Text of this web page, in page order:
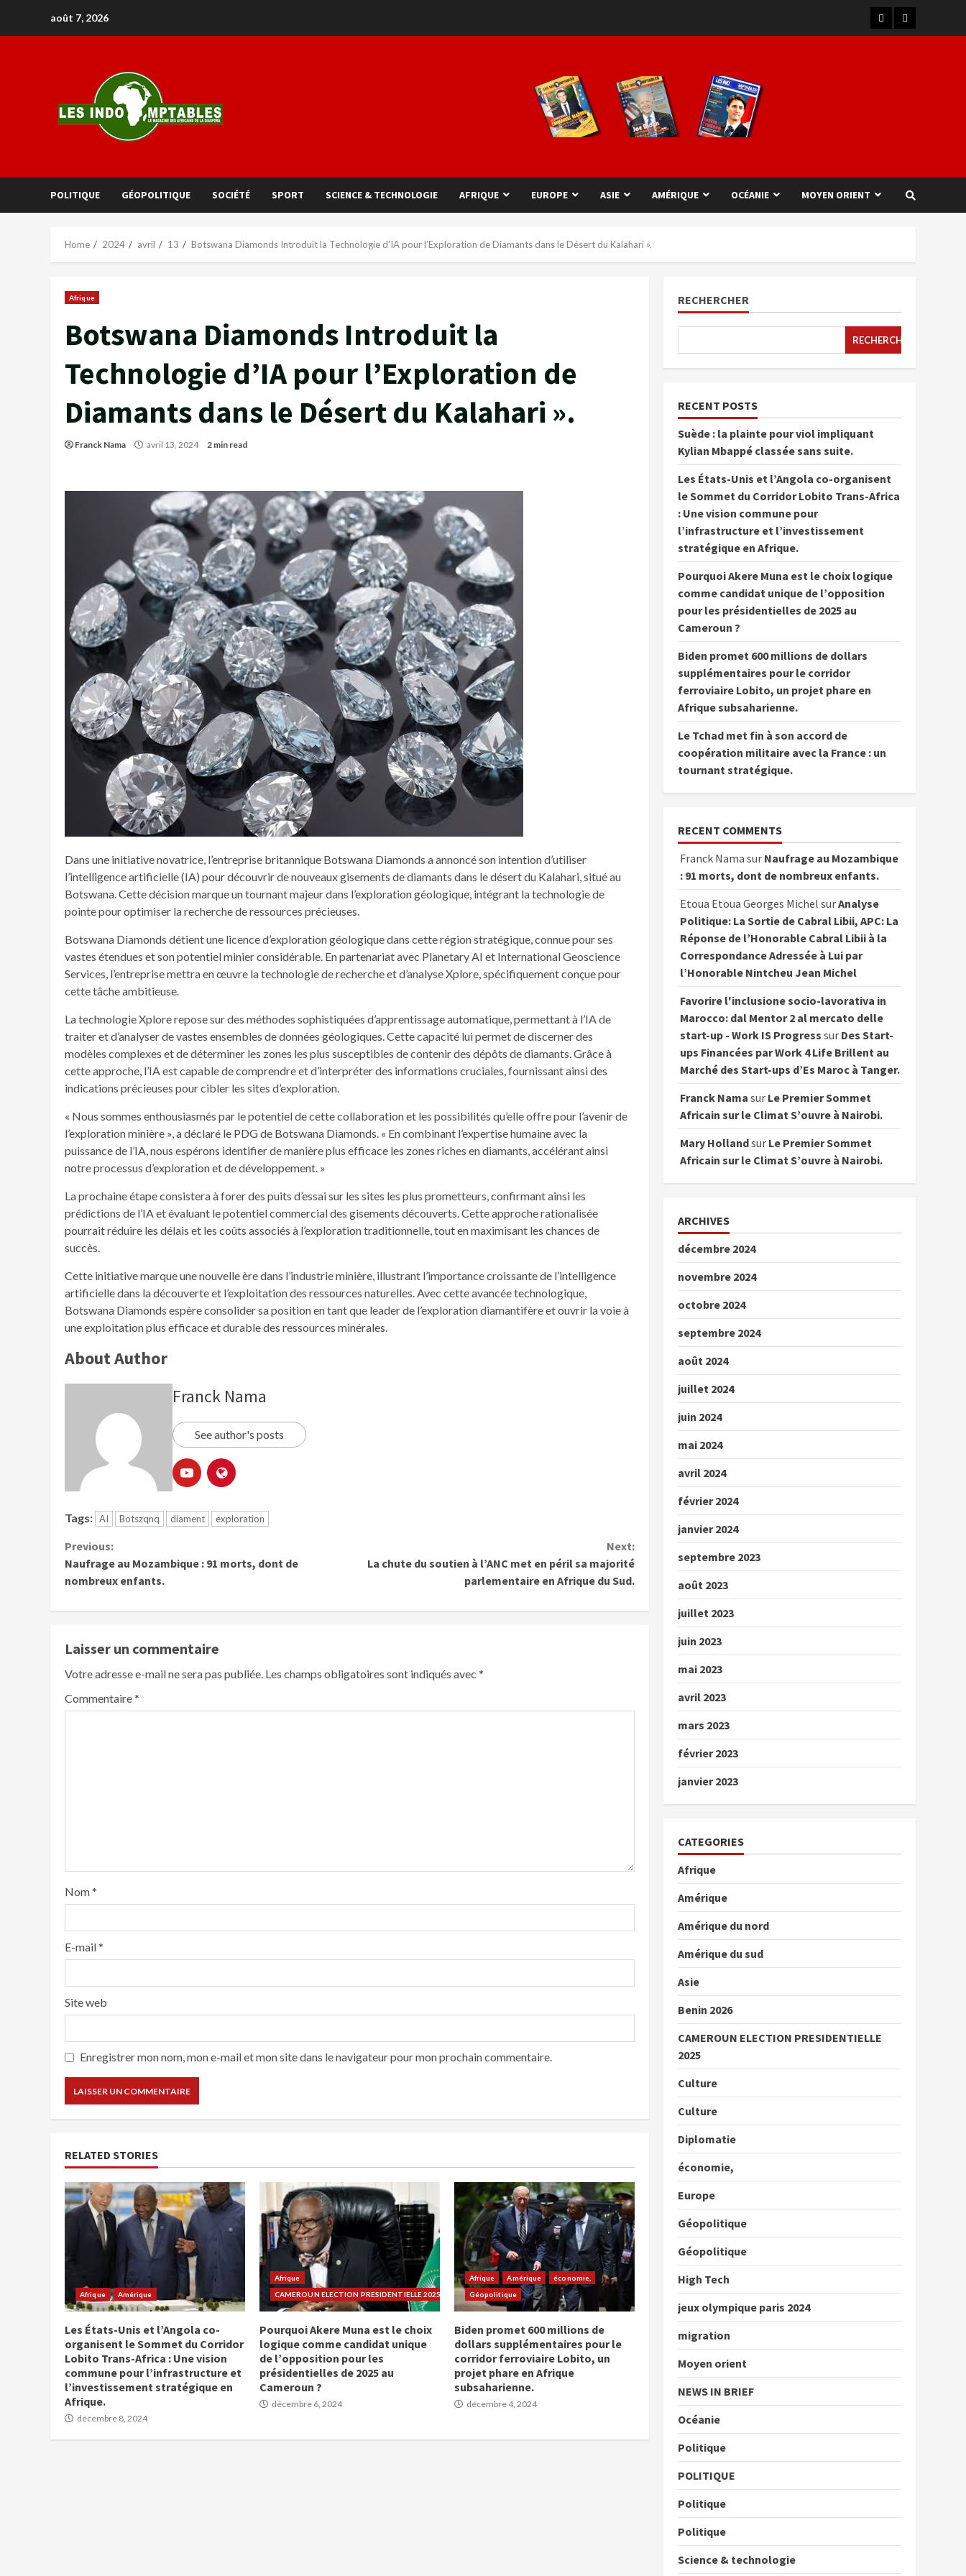
août 7, 2026
POLITIQUE GÉOPOLITIQUE SOCIÉTÉ SPORT SCIENCE & TECHNOLOGIE AFRIQUE EUROPE ASIE AMÉRIQUE OCÉANIE MOYEN ORIENT
Home 2024 avril 13 Botswana Diamonds Introduit la Technologie d’IA pour l’Exploration de Diamants dans le Désert du Kalahari ».
Afrique
Botswana Diamonds Introduit la
Technologie d’IA pour l’Exploration de
Diamants dans le Désert du Kalahari ».
Franck Nama avril 13, 2024 2 min read
Dans une initiative novatrice, l’entreprise britannique Botswana Diamonds a annoncé son intention d’utiliser
l’intelligence artificielle (IA) pour découvrir de nouveaux gisements de diamants dans le désert du Kalahari, situé au
Botswana. Cette décision marque un tournant majeur dans l’exploration géologique, intégrant la technologie de
pointe pour optimiser la recherche de ressources précieuses.
Botswana Diamonds détient une licence d’exploration géologique dans cette région stratégique, connue pour ses
vastes étendues et son potentiel minier considérable. En partenariat avec Planetary AI et International Geoscience
Services, l’entreprise mettra en œuvre la technologie de recherche et d’analyse Xplore, spécifiquement conçue pour
cette tâche ambitieuse.
La technologie Xplore repose sur des méthodes sophistiquées d’apprentissage automatique, permettant à l’IA de
traiter et d’analyser de vastes ensembles de données géologiques. Cette capacité lui permet de discerner des
modèles complexes et de déterminer les zones les plus susceptibles de contenir des dépôts de diamants. Grâce à
cette approche, l’IA est capable de comprendre et d’interpréter des informations cruciales, fournissant ainsi des
indications précieuses pour cibler les sites d’exploration.
« Nous sommes enthousiasmés par le potentiel de cette collaboration et les possibilités qu’elle offre pour l’avenir de
l’exploration minière », a déclaré le PDG de Botswana Diamonds. « En combinant l’expertise humaine avec la
puissance de l’IA, nous espérons identifier de manière plus efficace les zones riches en diamants, accélérant ainsi
notre processus d’exploration et de développement. »
La prochaine étape consistera à forer des puits d’essai sur les sites les plus prometteurs, confirmant ainsi les
prédictions de l’IA et évaluant le potentiel commercial des gisements découverts. Cette approche rationalisée
pourrait réduire les délais et les coûts associés à l’exploration traditionnelle, tout en maximisant les chances de
succès.
Cette initiative marque une nouvelle ère dans l’industrie minière, illustrant l’importance croissante de l’intelligence
artificielle dans la découverte et l’exploitation des ressources naturelles. Avec cette avancée technologique,
Botswana Diamonds espère consolider sa position en tant que leader de l’exploration diamantifère et ouvrir la voie à
une exploitation plus efficace et durable des ressources minérales.
About Author
Franck Nama
See author's posts
Tags: AI Botszqnq diament exploration
Previous:
Naufrage au Mozambique : 91 morts, dont de
nombreux enfants.
Next:
La chute du soutien à l’ANC met en péril sa majorité
parlementaire en Afrique du Sud.
Laisser un commentaire
Votre adresse e-mail ne sera pas publiée. Les champs obligatoires sont indiqués avec *
Commentaire*
Nom*
E-mail*
Site web
Enregistrer mon nom, mon e-mail et mon site dans le navigateur pour mon prochain commentaire.
RELATED STORIES
Afrique Amérique
Les États-Unis et l’Angola co-
organisent le Sommet du Corridor
Lobito Trans-Africa : Une vision
commune pour l’infrastructure et
l’investissement stratégique en
Afrique.
décembre 8, 2024
Afrique
CAMEROUN ELECTION PRESIDENTIELLE 2025
Pourquoi Akere Muna est le choix
logique comme candidat unique
de l’opposition pour les
présidentielles de 2025 au
Cameroun ?
décembre 6, 2024
Afrique Amérique
économie,
Géopolitique
Biden promet 600 millions de
dollars supplémentaires pour le
corridor ferroviaire Lobito, un
projet phare en Afrique
subsaharienne.
décembre 4, 2024
RECHERCHER
RECHERCHER
RECENT POSTS
Suède : la plainte pour viol impliquant
Kylian Mbappé classée sans suite.
Les États-Unis et l’Angola co-organisent
le Sommet du Corridor Lobito Trans-Africa
: Une vision commune pour
l’infrastructure et l’investissement
stratégique en Afrique.
Pourquoi Akere Muna est le choix logique
comme candidat unique de l’opposition
pour les présidentielles de 2025 au
Cameroun ?
Biden promet 600 millions de dollars
supplémentaires pour le corridor
ferroviaire Lobito, un projet phare en
Afrique subsaharienne.
Le Tchad met fin à son accord de
coopération militaire avec la France : un
tournant stratégique.
RECENT COMMENTS
Franck Nama sur Naufrage au Mozambique
: 91 morts, dont de nombreux enfants.
Etoua Etoua Georges Michel surAnalyse
Politique: La Sortie de Cabral Libii, APC: La
Réponse de l’Honorable Cabral Libii à la
Correspondance Adressée à Lui par
l’Honorable Nintcheu Jean Michel
Favorire l'inclusione socio-lavorativa in
Marocco: dal Mentor 2 al mercato delle
start-up - Work IS Progress sur Des Start-
ups Financées par Work 4 Life Brillent au
Marché des Start-ups d’Es Maroc à Tanger.
Franck Nama sur Le Premier Sommet
Africain sur le Climat S’ouvre à Nairobi.
Mary Hollandsur Le Premier Sommet
Africain sur le Climat S’ouvre à Nairobi.
ARCHIVES
décembre 2024
novembre 2024
octobre 2024
septembre 2024
août 2024
juillet 2024
juin 2024
mai 2024
avril 2024
février 2024
janvier 2024
septembre 2023
août 2023
juillet 2023
juin 2023
mai 2023
avril 2023
mars 2023
février 2023
janvier 2023
CATEGORIES
Afrique
Amérique
Amérique du nord
Amérique du sud
Asie
Benin 2026
CAMEROUN ELECTION PRESIDENTIELLE
2025
Culture
Culture
Diplomatie
économie,
Europe
Géopolitique
Géopolitique
High Tech
jeux olympique paris 2024
migration
Moyen orient
NEWS IN BRIEF
Océanie
Politique
POLITIQUE
Politique
Politique
Science & technologie